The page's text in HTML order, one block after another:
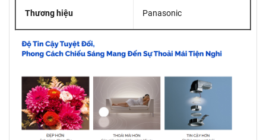
Thương hiệu Panasonic